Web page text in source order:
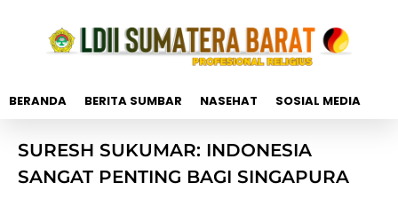
BERANDA BERITA SUMBAR NASEHAT SOSIAL MEDIA
SURESH SUKUMAR: INDONESIA
SANGAT PENTING BAGI SINGAPURA